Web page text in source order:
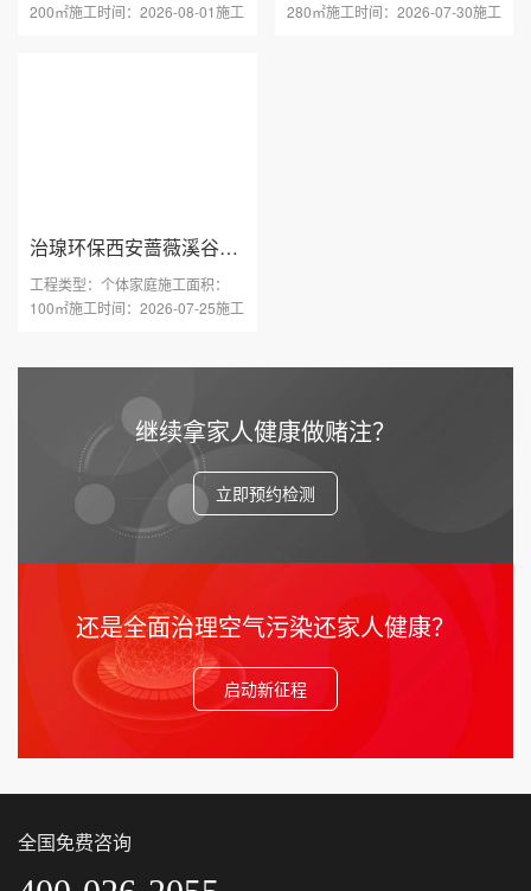
200㎡施工时间：2026-08-01施工
280㎡施工时间：2026-07-30施工
治瑔环保西安蔷薇溪谷C4小区甲醛治理
工程类型：个体家庭施工面积：
100㎡施工时间：2026-07-25施工
继续拿家人健康做赌注？
立即预约检测
还是全面治理空气污染还家人健康？
启动新征程
全国免费咨询